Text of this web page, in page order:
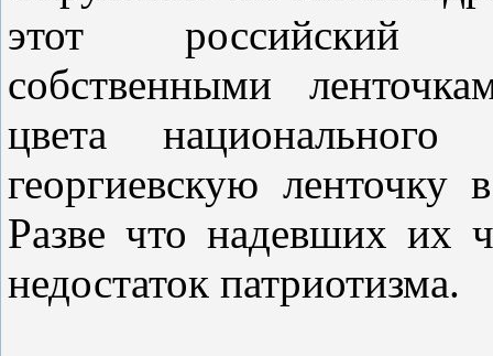
этот российский
собственными
цвета
георгиевскую ленточку
Разве что надевших их
недостаток патриотизма.